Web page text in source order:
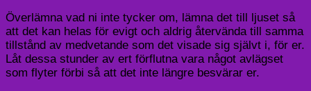
Överlämna vad ni inte tycker om, lämna det till ljuset så
att det kan helas för evigt och aldrig återvända till samma
tillstånd av medvetande som det visade sig självt i, för er.
Låt dessa stunder av ert förflutna vara något avlägset
som flyter förbi så att det inte längre besvärar er.